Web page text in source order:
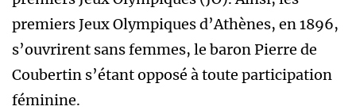
premiers Jeux Olympiques d’Athènes, en 1896,
s’ouvrirent sans femmes, le baron Pierre de
Coubertin s’étant opposé à toute participation
féminine.